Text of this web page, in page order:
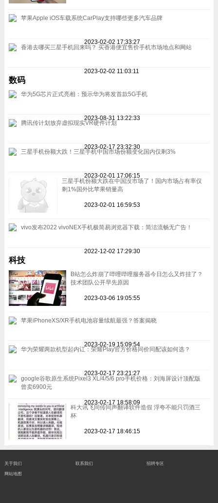
苹果Apple iOS车载系统CarPlay支持哪些更多汽车品牌
2023-02-02 17:33:27
香港去哪买三星手机回来吗？ 买香港便宜售价手机市场地点和网站
2023-02-02 11:03:11
数码
华为5G芯片正式亮相：预示华为将发首款5G手机
2023-08-31 13:22:33
腾讯传计划放弃虚拟现实VR硬件计划
2023-02-17 23:32:30
三星手机份额大跌！三星手机中国市场份额变化国内仅剩3%
2023-02-01 17:06:15
三星手机份额大跌在中国没市场了！国内市场占有率仅
剩1%国外比苹果销量高
2023-02-01 16:59:53
vivo发布2022 vivoNEX手机极简易浏览器下载：简洁流畅无广告！
2022-12-02 17:29:30
科技
B站怎么炸崩了哔哩哔哩服务器今日怎么又炸挂了？
技术团队公开早先原因
2023-03-06 19:05:55
苹果iPhoneXS/XR手机电池容量续航最强？答案揭晓
2023-02-19 15:09:54
华为荣耀两款机型起内讧：荣耀Play官方价格同价同配该如何选？
2023-02-17 23:21:27
google谷歌原生系统Pixel3 XL/4/5/6 pro手机价格：刘海屏设计顶配版
曾卖6900元
2023-02-17 18:58:09
科大讯飞同传同声翻译软件造假 浮夸不能只罚酒三
杯
2023-02-17 18:46:15
关于我们 联系我们 招聘专区
网站地图